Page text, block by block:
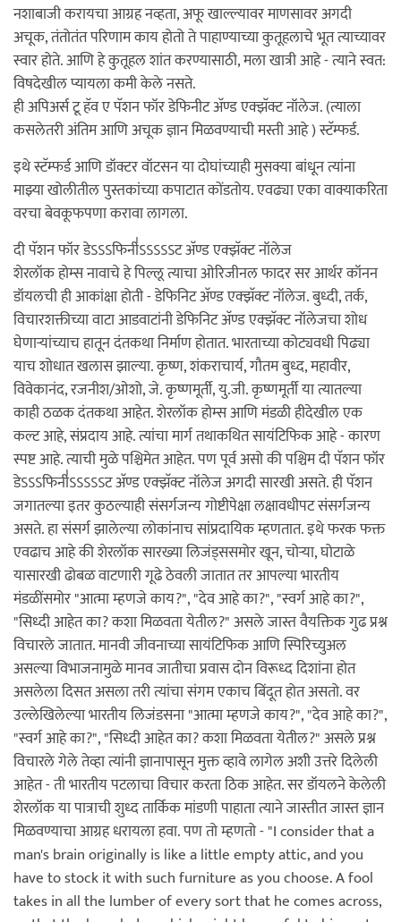
नशाबाजी करायचा आग्रह नव्हता, अफू खाल्ल्यावर माणसावर अगदी
अचूक, तंतोतंत परिणाम काय होतो ते पाहाण्याच्या कुतूहलाचे भूत त्याच्यावर
स्वार होते. आणि हे कुतूहल शांत करण्यासाठी, मला खात्री आहे - त्याने स्वत:
विषदेखील प्यायला कमी केले नसते.
ही अपिअर्स टू हॅव ए पॅशन फॉर डेफिनीट अ‍ॅण्ड एक्झॅक्ट नॉलेज. (त्याला
कसलेतरी अंतिम आणि अचूक ज्ञान मिळवण्याची मस्ती आहे ) स्टॅम्फर्ड.
इथे स्टॅम्फर्ड आणि डॉक्टर वॉटसन या दोघांच्याही मुसक्या बांधून त्यांना
माझ्या खोलीतील पुस्तकांच्या कपाटात कोंडतोय. एवढ्या एका वाक्याकरिता
वरचा बेवकूफपणा करावा लागला.
दी पॅशन फॉर डेऽऽऽफिनी॑‍ऽऽऽऽऽट अ‍ॅण्ड एक्झॅक्ट नॉलेज
शेरलॉक होम्स नावाचे हे पिल्लू त्याचा ओरिजीनल फादर सर आर्थर कॉनन
डॉयलची ही आकांक्षा होती - डेफिनिट अ‍ॅण्ड एक्झॅक्ट नॉलेज. बुध्दी, तर्क,
विचारशक्तीच्या वाटा आडवाटांनी डेफिनिट अ‍ॅण्ड एक्झॅक्ट नॉलेजचा शोध
घेणार्‍यांच्याच हातून दंतकथा निर्माण होतात. भारताच्या कोट्यवधी पिढ्या
याच शोधात खलास झाल्या. कृष्ण, शंकराचार्य, गौतम बुध्द, महावीर,
विवेकानंद, रजनीश/ओशो, जे. कृष्णमूर्ती, यु.जी. कृष्णमूर्ती या त्यातल्या
काही ठळक दंतकथा आहेत. शेरलॉक होम्स आणि मंडळी हीदेखील एक
कल्ट आहे, संप्रदाय आहे. त्यांचा मार्ग तथाकथित सायंटिफिक आहे - कारण
स्पष्ट आहे. त्याची मुळे पश्चिमेत आहेत. पण पूर्व असो की पश्चिम दी पॅशन फॉर
डेऽऽऽफिनी॑‍ऽऽऽऽऽट अ‍ॅण्ड एक्झॅक्ट नॉलेज अगदी सारखी असते. ही पॅशन
जगातल्या इतर कुठल्याही संसर्गजन्य गोष्टीपेक्षा लक्षावधीपट संसर्गजन्य
असते. हा संसर्ग झालेल्या लोकांनाच सांप्रदायिक म्हणतात. इथे फरक फक्त
एवढाच आहे की शेरलॉक सारख्या लिजंड्ससमोर खून, चोर्‍या, घोटाळे
यासारखी ढोबळ वाटणारी गूढे ठेवली जातात तर आपल्या भारतीय
मंडळींसमोर "आत्मा म्हणजे काय?", "देव आहे का?", "स्वर्ग आहे का?",
"सिध्दी आहेत का? कशा मिळवता येतील?" असले जास्त वैयक्तिक गुढ प्रश्न
विचारले जातात. मानवी जीवनाच्या सायंटिफिक आणि स्पिरिच्युअल
असल्या विभाजनामुळे मानव जातीचा प्रवास दोन विरूध्द दिशांना होत
असलेला दिसत असला तरी त्यांचा संगम एकाच बिंदूत होत असतो. वर
उल्लेखिलेल्या भारतीय लिजंडसना "आत्मा म्हणजे काय?", "देव आहे का?",
"स्वर्ग आहे का?", "सिध्दी आहेत का? कशा मिळवता येतील?" असले प्रश्न
विचारले गेले तेव्हा त्यांनी ज्ञानापासून मुक्त व्हावे लागेल अशी उत्तरे दिलेली
आहेत - ती भारतीय पटलाचा विचार करता ठिक आहेत. सर डॉयलने केलेली
शेरलॉक या पात्राची शुध्द तार्किक मांडणी पाहाता त्याने जास्तीत जास्त ज्ञान
मिळवण्याचा आग्रह धरायला हवा. पण तो म्हणतो - "I consider that a
man's brain originally is like a little empty attic, and you
have to stock it with such furniture as you choose. A fool
takes in all the lumber of every sort that he comes across,